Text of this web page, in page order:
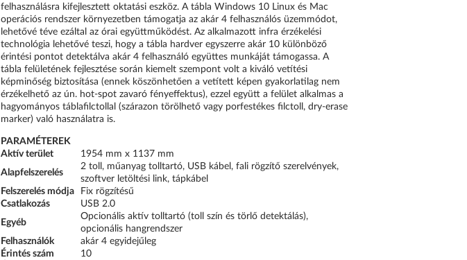
felhasználásra kifejlesztett oktatási eszköz. A tábla Windows 10 Linux és Mac
operációs rendszer környezetben támogatja az akár 4 felhasználós üzemmódot,
lehetővé téve ezáltal az órai együttműködést. Az alkalmazott infra érzékelési
technológia lehetővé teszi, hogy a tábla hardver egyszerre akár 10 különböző
érintési pontot detektálva akár 4 felhasználó együttes munkáját támogassa. A
tábla felületének fejlesztése során kiemelt szempont volt a kiváló vetítési
képminőség biztosítása (ennek köszönhetően a vetített képen gyakorlatilag nem
érzékelhető az ún. hot-spot zavaró fényeffektus), ezzel együtt a felület alkalmas a
hagyományos táblafilctollal (szárazon törölhető vagy porfestékes filctoll, dry-erase
marker) való használatra is.
PARAMÉTEREK
Aktív terület
1954 mm x 1137 mm
Alapfelszerelés
2 toll, műanyag tolltartó, USB kábel, fali rögzítő szerelvények,
szoftver letöltési link, tápkábel
Felszerelés módja
Fix rögzítésű
Csatlakozás
USB 2.0
Egyéb
Opcionális aktív tolltartó (toll szín és törlő detektálás),
opcionális hangrendszer
Felhasználók
akár 4 egyidejűleg
Érintés szám
10